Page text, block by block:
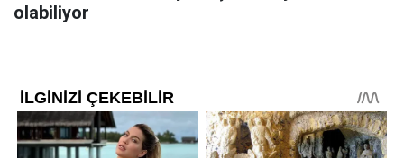
olabiliyor